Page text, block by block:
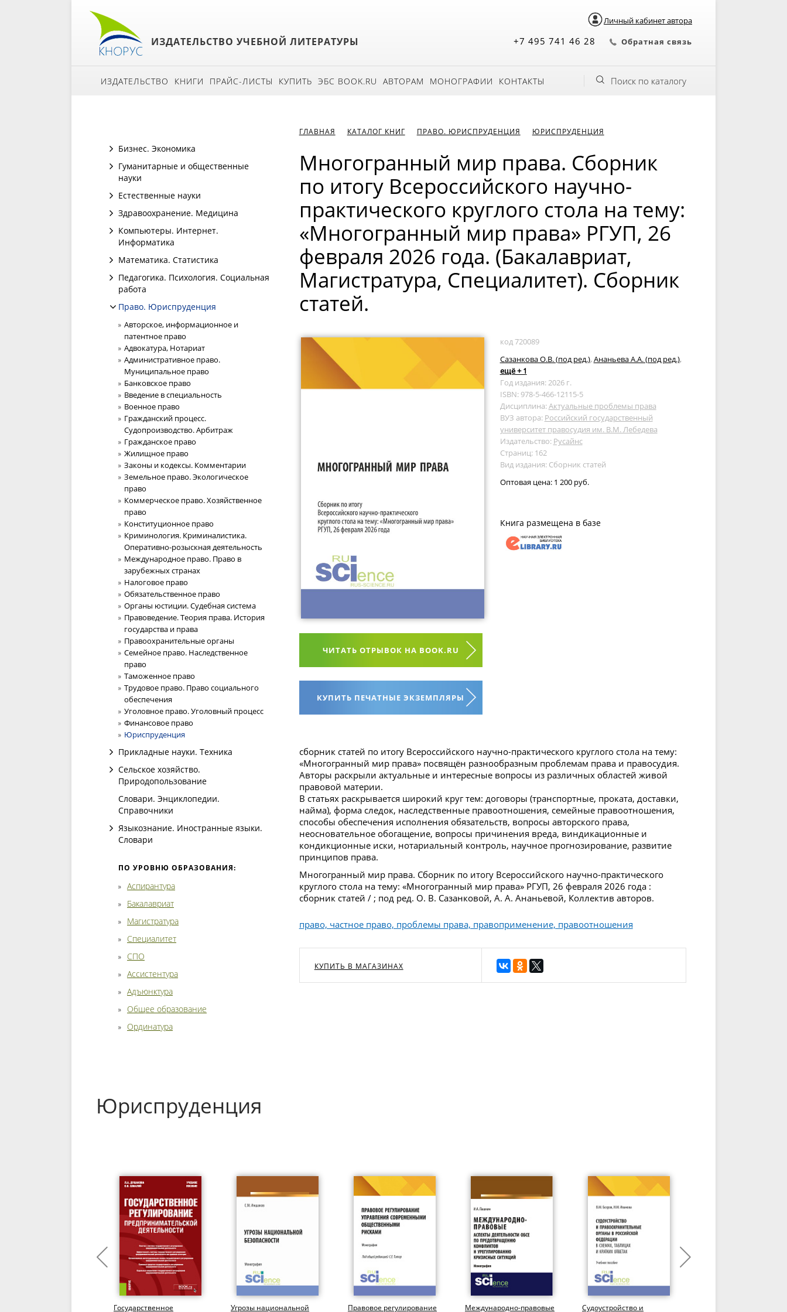
Личный кабинет автора
ИЗДАТЕЛЬСТВО УЧЕБНОЙ ЛИТЕРАТУРЫ +7 495 741 46 28 Обратная связь
ИЗДАТЕЛЬСТВО КНИГИ ПРАЙС-ЛИСТЫ КУПИТЬ ЭБС BOOK.RU АВТОРАМ МОНОГРАФИИ КОНТАКТЫ Поиск по каталогу
Бизнес. Экономика
Гуманитарные и общественные
науки
Естественные науки
Здравоохранение. Медицина
Компьютеры. Интернет.
Информатика
Математика. Статистика
Педагогика. Психология. Социальная
работа
Право. Юриспруденция
Авторское, информационное и
патентное право
Адвокатура, Нотариат
Административное право.
Муниципальное право
Банковское право
Введение в специальность
Военное право
Гражданский процесс.
Судопроизводство. Арбитраж
Гражданское право
Жилищное право
Законы и кодексы. Комментарии
Земельное право. Экологическое
право
Коммерческое право. Хозяйственное
право
Конституционное право
Криминология. Криминалистика.
Оперативно-розыскная деятельность
Международное право. Право в
зарубежных странах
Налоговое право
Обязательственное право
Органы юстиции. Судебная система
Правоведение. Теория права. История
государства и права
Правоохранительные органы
Семейное право. Наследственное
право
Таможенное право
Трудовое право. Право социального
обеспечения
Уголовное право. Уголовный процесс
Финансовое право
Юриспруденция
Прикладные науки. Техника
Сельское хозяйство.
Природопользование
Словари. Энциклопедии.
Справочники
Языкознание. Иностранные языки.
Словари
ПО УРОВНЮ ОБРАЗОВАНИЯ:
Аспирантура
Бакалавриат
Магистратура
Специалитет
СПО
Ассистентура
Адъюнктура
Общее образование
Ординатура
ГЛАВНАЯ КАТАЛОГ КНИГ ПРАВО. ЮРИСПРУДЕНЦИЯ ЮРИСПРУДЕНЦИЯ
Многогранный мир права. Сборник
по итогу Всероссийского научно-
практического круглого стола на тему:
«Многогранный мир права» РГУП, 26
февраля 2026 года. (Бакалавриат,
Магистратура, Специалитет). Сборник
статей.
ЧИТАТЬ ОТРЫВОК НА BOOK.RU
КУПИТЬ ПЕЧАТНЫЕ ЭКЗЕМПЛЯРЫ
код 720089
Сазанкова О.В. (под ред.), Ананьева А.А. (под ред.),
ещё + 1
Год издания: 2026 г.
ISBN: 978-5-466-12115-5
Дисциплина:Актуальные проблемы права
ВУЗ автора: Российский государственный
университет правосудия им. В.М. Лебедева
Издательство: Русайнс
Страниц: 162
Вид издания: Сборник статей
Оптовая цена: 1 200 руб.
Книга размещена в базе
сборник статей по итогу Всероссийского научно-практического круглого стола на тему:
«Многогранный мир права» посвящён разнообразным проблемам права и правосудия.
Авторы раскрыли актуальные и интересные вопросы из различных областей живой
правовой материи.
В статьях раскрывается широкий круг тем: договоры (транспортные, проката, доставки,
найма), форма следок, наследственные правоотношения, семейные правоотношения,
способы обеспечения исполнения обязательств, вопросы авторского права,
неосновательное обогащение, вопросы причинения вреда, виндикационные и
кондикционные иски, нотариальный контроль, научное прогнозирование, развитие
принципов права.
Многогранный мир права. Сборник по итогу Всероссийского научно-практического
круглого стола на тему: «Многогранный мир права» РГУП, 26 февраля 2026 года :
сборник статей / ; под ред. О. В. Сазанковой, А. А. Ананьевой, Коллектив авторов.
право, частное право, проблемы права, правоприменение, правоотношения
КУПИТЬ В МАГАЗИНАХ
Юриспруденция
Государственное
Угрозы национальной
Правовое регулирование
Международно-правовые
Судоустройство и